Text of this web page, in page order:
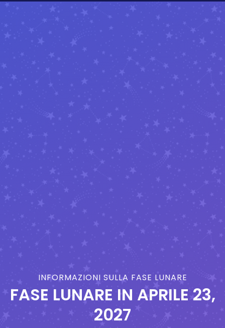
INFORMAZIONI SULLA FASE LUNARE
FASE LUNARE IN APRILE 23,
2027